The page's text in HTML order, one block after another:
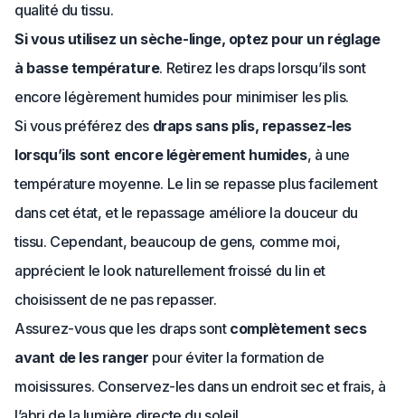
qualité du tissu.
Si vous utilisez un sèche-linge, optez pour un réglage
à basse température. Retirez les draps lorsqu’ils sont
encore légèrement humides pour minimiser les plis.
Si vous préférez des draps sans plis, repassez-les
lorsqu’ils sont encore légèrement humides, à une
température moyenne. Le lin se repasse plus facilement
dans cet état, et le repassage améliore la douceur du
tissu. Cependant, beaucoup de gens, comme moi,
apprécient le look naturellement froissé du lin et
choisissent de ne pas repasser.
Assurez-vous que les draps sont complètement secs
avant de les ranger pour éviter la formation de
moisissures. Conservez-les dans un endroit sec et frais, à